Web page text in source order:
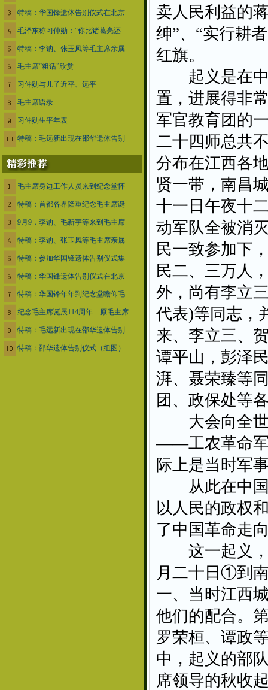
特稿：华国锋遗体告别仪式在北京
毛泽东称习仲勋：“你比诸葛亮还
特稿：李讷、张玉凤等毛主席亲属
毛主席“粗话”欣赏
习仲勋与儿子近平、远平
毛主席语录
习仲勋生平年表
特稿：毛远新出现在邵华遗体告别
毛主席身边工作人员来到纪念堂怀
特稿：首都各界隆重纪念毛主席诞
9月9，李讷、毛新宇等来到毛主席
特稿：李讷、张玉凤等毛主席亲属
特稿：参加华国锋遗体告别仪式集
特稿：华国锋遗体告别仪式在北京
特稿：华国锋年年到纪念堂瞻仰毛
纪念毛主席诞辰114周年 原毛主席
特稿：毛远新出现在邵华遗体告别
特稿：邵华遗体告别仪式（组图）
卖人民利益的
绅”、“实行耕
红旗。
起义是在中
置，进展得非
军官教育团的
二十四师总共
分布在江西各
贤一带，南昌
十一日午夜十
动军队全被消
民一致参加下
民二、三万人
外，尚有李立
代表)等同志，
来、李立三、
谭平山，彭泽
湃、聂荣臻等
团、政保处等
大会向全世
——工农革命军
际上是当时军
从此在中国
以人民的政权
了中国革命走
这一起义，
月二十日①到
一、当时江西
他们的配合。
罗荣桓、谭政
中，起义的部
席领导的秋收